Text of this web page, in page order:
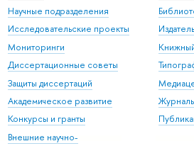
Научные подразделения
Исследовательские проекты
Мониторинги
Диссертационные советы
Защиты диссертаций
Академическое развитие
Конкурсы и гранты
Внешние научно-